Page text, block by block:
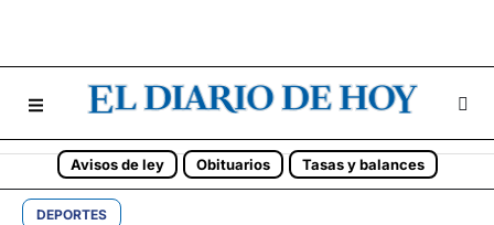
Avisos de ley Obituarios Tasas y balances
DEPORTES